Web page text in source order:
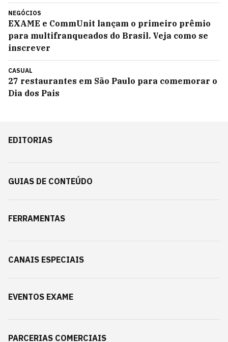
NEGÓCIOS
EXAME e CommUnit lançam o primeiro prêmio
para multifranqueados do Brasil. Veja como se
inscrever
CASUAL
27 restaurantes em São Paulo para comemorar o
Dia dos Pais
EDITORIAS
GUIAS DE CONTEÚDO
FERRAMENTAS
CANAIS ESPECIAIS
EVENTOS EXAME
PARCERIAS COMERCIAIS